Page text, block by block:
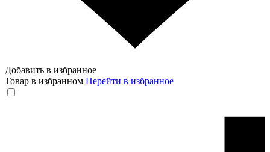
Добавить в избранное
Товар в избранном Перейти в избранное